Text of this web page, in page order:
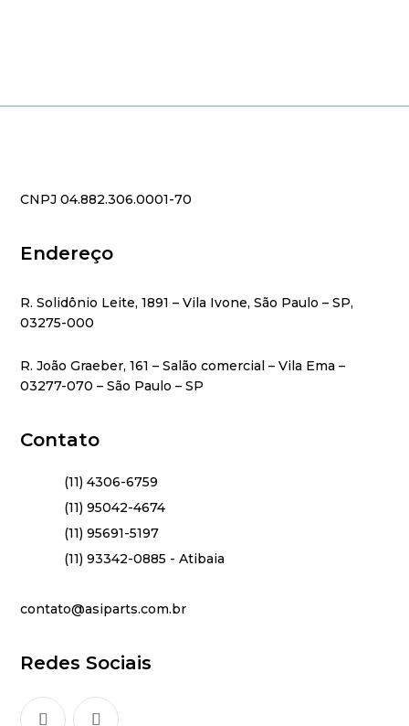
CNPJ 04.882.306.0001-70
Endereço
R. Solidônio Leite, 1891 – Vila Ivone, São Paulo – SP,
03275-000
R. João Graeber, 161 – Salão comercial – Vila Ema –
03277-070 – São Paulo – SP
Contato
(11) 4306-6759
(11) 95042-4674
(11) 95691-5197
(11) 93342-0885 - Atibaia
contato@asiparts.com.br
Redes Sociais